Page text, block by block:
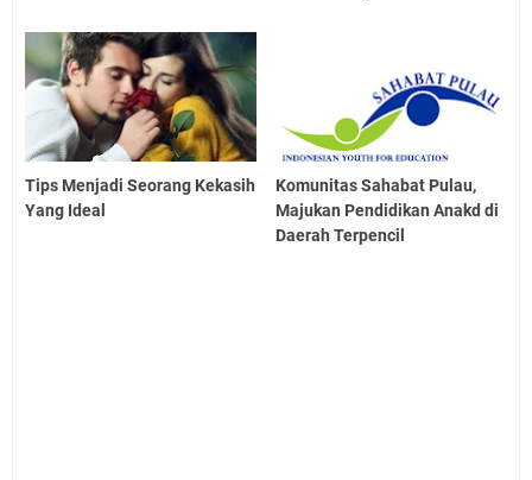
Tips Menjadi Seorang Kekasih
Yang Ideal
Komunitas Sahabat Pulau,
Majukan Pendidikan Anakd di
Daerah Terpencil